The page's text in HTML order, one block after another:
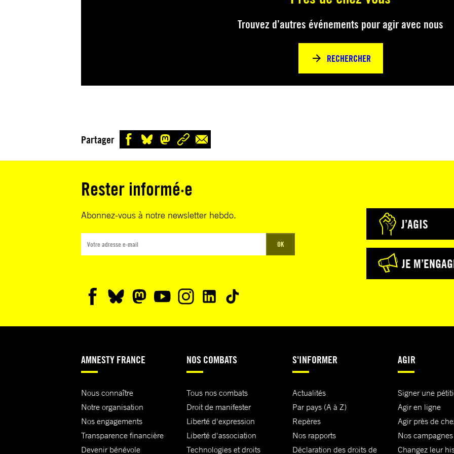
Trouvez d’autres événements pour agir avec nous
RECHERCHER
Partager
Rester informé·e
Abonnez-vous à notre newsletter hebdo.
OK
J’AGIS
JE
AMNESTY FRANCE
Nous connaître
Notre organisation
Nos engagements
Transparence financière
Devenir bénévole
NOS COMBATS
Tous nos combats
Droit de manifester
Liberté d'expression
Liberté d'association
Technologies et droits
S'INFORMER
Actualités
Par pays (A à Z)
Repères
Nos rapports
Déclaration des droits de
AGIR
Signer une
Agir en ligne
Agir près de
Nos campagnes
Changez leur